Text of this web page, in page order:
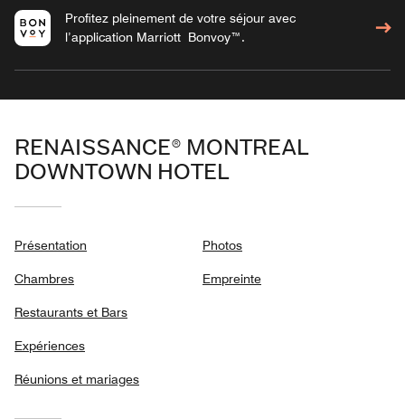
Profitez pleinement de votre séjour avec
l’application Marriott Bonvoy™.
RENAISSANCE® MONTREAL
DOWNTOWN HOTEL
Présentation
Chambres
Restaurants et Bars
Expériences
Réunions et mariages
Photos
Empreinte